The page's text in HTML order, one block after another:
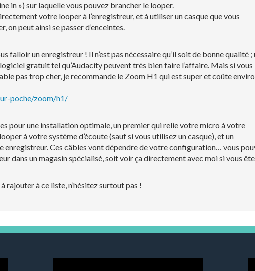
in ») sur laquelle vous pouvez brancher le looper.
votre looper à l’enregistreur, et à utiliser un casque que vous
on peut ainsi se passer d’enceintes.
falloir un enregistreur ! Il n’est pas nécessaire qu’il soit de bonne qualité ;
gratuit tel qu’Audacity peuvent très bien faire l’affaire. Mais si vous
pas trop cher, je recommande le Zoom H1 qui est super et coûte
poche/zoom/h1/
pour une installation optimale, un premier qui relie votre micro à votre
à votre système d’écoute (sauf si vous utilisez un casque), et un
enregistreur. Ces câbles vont dépendre de votre configuration… vous
dans un magasin spécialisé, soit voir ça directement avec moi si vous
rajouter à ce liste, n’hésitez surtout pas !